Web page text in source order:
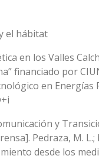
el hábitat
en los Valles
financiado por
en
y
Pedraza, M. L.;
desde los